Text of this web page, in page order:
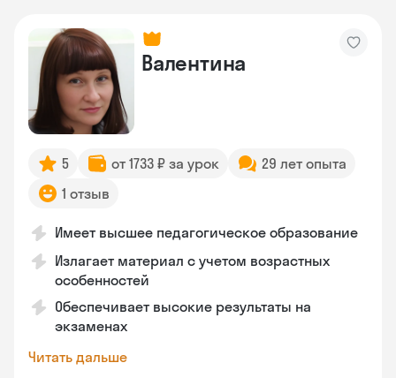
Валентина
5 от 1733 ₽ за урок
29 лет опыта
1 отзыв
Имеет высшее педагогическое образование
Излагает материал с учетом возрастных
особенностей
Обеспечивает высокие результаты на
экзаменах
Читать дальше